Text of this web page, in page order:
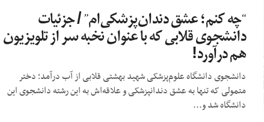
“چه کنم؛ عشق دندان‌پزشکی‌ام” / جزئیات
دانشجوی قلابی که با عنوان نخبه سر از تلویزیون
هم درآورد!
دانشجوی دانشگاه علوم‌پزشکی شهید بهشتی قلابی از آب درآمد؛ دختر
متمولی که تنها به عشق دندانپزشکی و علاقه‌اش به این رشته دانشجوی این
دانشگاه شد و...